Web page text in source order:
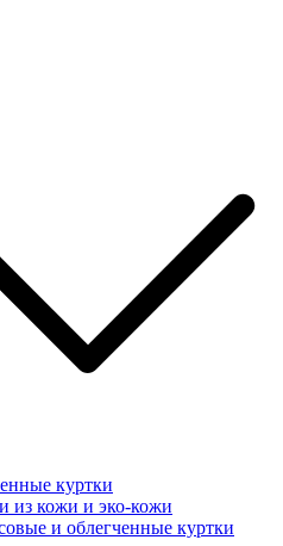
куртки
из кожи и эко-кожи
и облегченные куртки